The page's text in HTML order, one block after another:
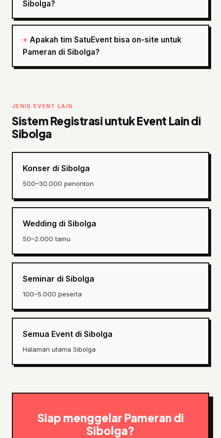
Sibolga?
Apakah tim SatuEvent bisa on-site untuk
Pameran di Sibolga?
JENIS EVENT LAIN
Sistem Registrasi untuk Event Lain di
Sibolga
Konser di Sibolga
500–30.000 penonton
Wedding di Sibolga
50–2.000 tamu
Seminar di Sibolga
100–5.000 peserta
Semua Event di Sibolga
Halaman utama Sibolga
Siap menggelar Pameran di
Sibolga?